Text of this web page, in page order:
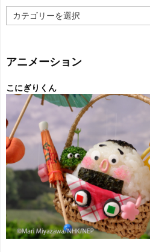
テ
ー
アニメーション
こにぎりくん